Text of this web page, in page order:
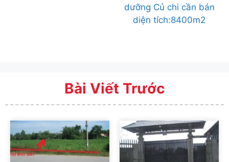
dưỡng Củ chi cần bán
diện tích:8400m2
Bài Viết Trước